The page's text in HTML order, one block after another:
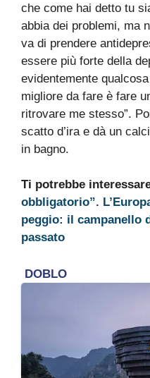
che come hai detto tu
abbia dei problemi, ma
va di prendere
essere più forte della
evidentemente
migliore da fare è fare
ritrovare me stesso”.
scatto d’ira e dà un
in bagno.
Ti potrebbe
obbligatorio”.
peggio: il campanello
passato